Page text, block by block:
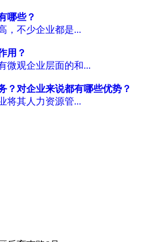
哪些？
，不少企业都是...
用？
微观企业层面的和...
？对企业来说都有哪些优势？
将其人力资源管...